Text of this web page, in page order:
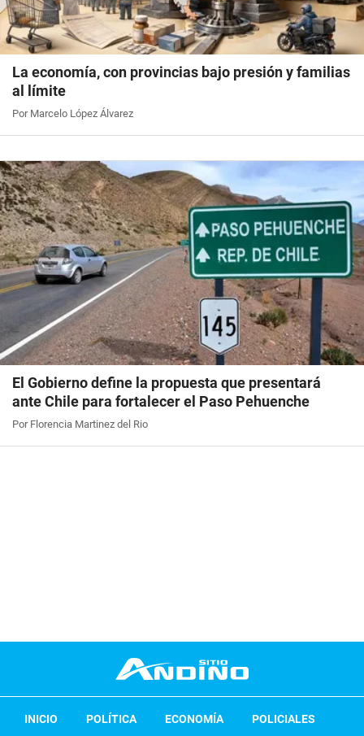
La economía, con provincias bajo presión y familias
al límite
Por Marcelo López Álvarez
El Gobierno define la propuesta que presentará
ante Chile para fortalecer el Paso Pehuenche
Por Florencia Martinez del Rio
INICIO POLÍTICA ECONOMÍA
POLICIALES